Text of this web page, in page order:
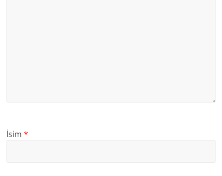
İsim*